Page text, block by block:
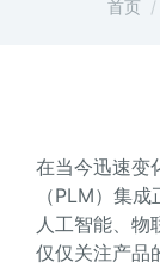
首页
在当今迅速变
（PLM）集
人工智能、物
仅仅关注产品